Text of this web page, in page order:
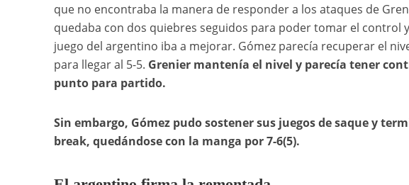
que no encontraba la manera de responder a los ataques de
quedaba con dos quiebres seguidos para poder tomar el control
juego del argentino iba a mejorar. Gómez parecía recuperar el
para llegar al 5-5. Grenier mantenía el nivel y parecía tener
punto para partido.
Sin embargo, Gómez pudo sostener sus juegos de saque y
break, quedándose con la manga por 7-6(5).